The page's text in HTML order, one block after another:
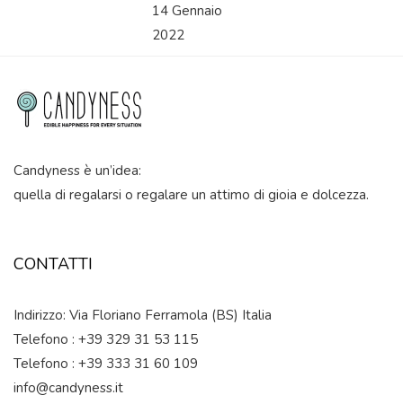
14 Gennaio
2022
Candyness è un’idea:
quella di regalarsi o regalare un attimo di gioia e dolcezza.
CONTATTI
Indirizzo: Via Floriano Ferramola (BS) Italia
Telefono : +39 329 31 53 115
Telefono : +39 333 31 60 109
info@candyness.it